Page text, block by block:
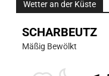
Wetter an der Küste
SCHARBEUTZ
Mäßig Bewölkt